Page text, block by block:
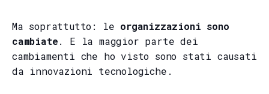
Ma soprattutto: le organizzazioni sono
cambiate. E la maggior parte dei
cambiamenti che ho visto sono stati causati
da innovazioni tecnologiche.